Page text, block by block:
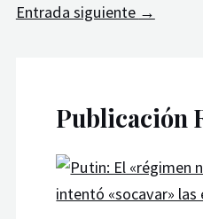
Entrada siguiente →
Publicación